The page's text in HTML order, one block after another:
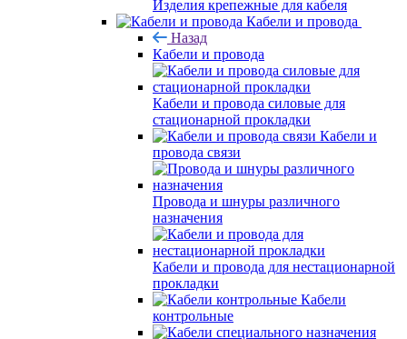
Изделия крепежные для кабеля
Кабели и провода
Назад
Кабели и провода
Кабели и провода силовые для
стационарной прокладки
Кабели и
провода связи
Провода и шнуры различного
назначения
Кабели и провода для нестационарной
прокладки
Кабели
контрольные